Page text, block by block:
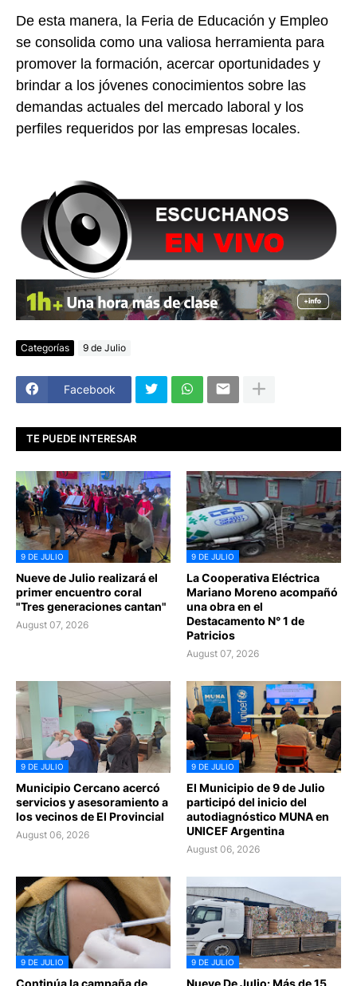
De esta manera, la Feria de Educación y Empleo
se consolida como una valiosa herramienta para
promover la formación, acercar oportunidades y
brindar a los jóvenes conocimientos sobre las
demandas actuales del mercado laboral y los
perfiles requeridos por las empresas locales.
Categorías 9 de Julio
Facebook
TE PUEDE INTERESAR
9 DE JULIO
Nueve de Julio realizará el
primer encuentro coral
"Tres generaciones cantan"
August 07, 2026
9 DE JULIO
La Cooperativa Eléctrica
Mariano Moreno acompañó
una obra en el
Destacamento N° 1 de
Patricios
August 07, 2026
9 DE JULIO
Municipio Cercano acercó
servicios y asesoramiento a
los vecinos de El Provincial
August 06, 2026
9 DE JULIO
El Municipio de 9 de Julio
participó del inicio del
autodiagnóstico MUNA en
UNICEF Argentina
August 06, 2026
9 DE JULIO
Continúa la campaña de
9 DE JULIO
Nueve De Julio: Más de 15